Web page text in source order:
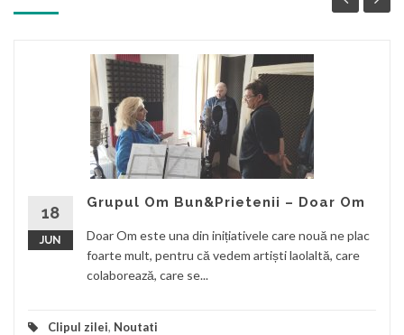
18
JUN
Grupul Om Bun&Prietenii – Doar Om
Doar Om este una din inițiativele care nouă ne plac
foarte mult, pentru că vedem artiști laolaltă, care
colaborează, care se...
Clipul zilei, Noutati